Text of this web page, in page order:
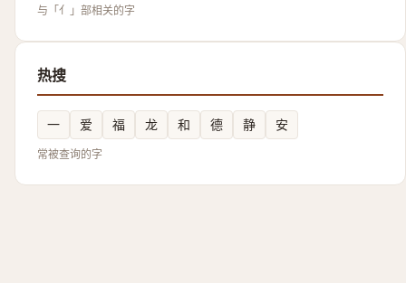
与「亻」部相关的字
热搜
一 爱 福 龙 和 德 静 安
常被查询的字